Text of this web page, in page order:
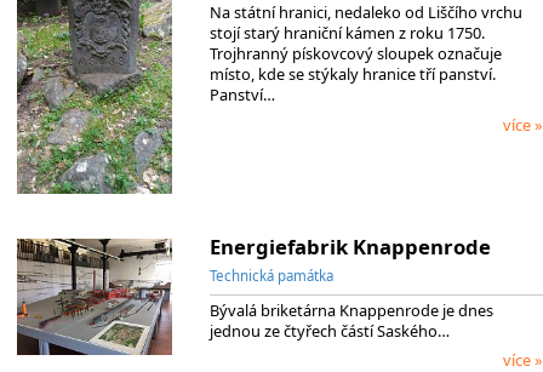
Na státní hranici, nedaleko od Liščího vrchu
stojí starý hraniční kámen z roku 1750.
Trojhranný pískovcový sloupek označuje
místo, kde se stýkaly hranice tří panství.
Panství…
více »
Energiefabrik Knappenrode
Technická památka
Bývalá briketárna Knappenrode je dnes
jednou ze čtyřech částí Saského…
více »